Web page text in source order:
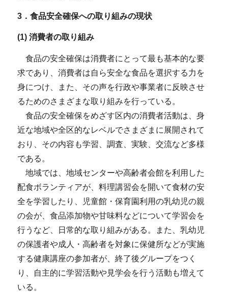
3．食品安全確保への取り組みの現状
(1) 消費者の取り組み
食品の安全確保は消費者にとって最も基本的な要
求であり、消費者は自ら安全な食品を選択する力を
身につけ、また、その声を行政や事業者に反映させ
るためのさまざまな取り組みを行っている。
食品の安全確保をめざす区内の消費者活動は、身
近な地域や全区的なレベルでさまざまに展開されて
おり、その内容も学習、調査、実験、交流など多様
である。
地域では、地域センターや高齢者会館を利用した
配食ボランティアが、料理講習会を開いて食材の安
全を学習したり、児童館・保育園利用の乳幼児の親
の会が、食品添加物や甘味料などについて学習会を
行うなど、日常的な取り組みがある。また、乳幼児
の保護者や成人・高齢者を対象に保健所などが実施
する健康講座の参加者が、終了後グループをつく
り、自主的に学習活動や見学会を行う活動も増えて
いる。